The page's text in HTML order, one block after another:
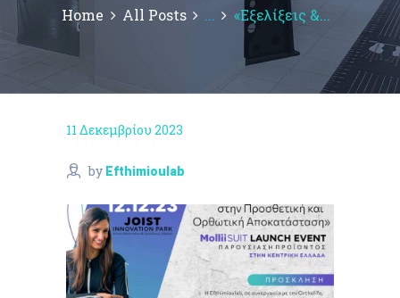
Home All Posts ... «Εξελίξεις &...
11 Δεκεμβρίου 2023
by Efthimioulab